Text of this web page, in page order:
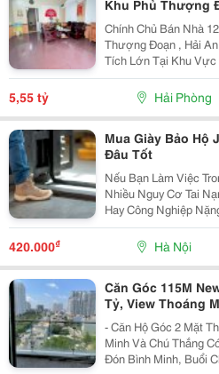
Khu Phủ Thượng
Chính Chủ Bán Nhà
Thượng Đoạn , Hải An _ Cơ Hội Sở Hữu Căn Nhà Diện
Tích Lớn Tại Khu
Đẹp, Ngõ Rộng, Ô Tô
Phù Hợp An Cư
5,55 tỷ Hải Phòng
Mua Giày Bảo Hộ
Đâu Tốt
Nếu Bạn Làm Việc
Nhiều Nguy Cơ Tai
Hay Công Nghiệp
Lượng Là Trang Bị
Chân. Safety Jogger
Tiếng Với...
420.000₫ Hà Nội
Căn Góc 115M
Tỷ, View Thoáng
- Căn Hộ Góc 2 Mặt
Minh Và Chú Thắng
Đón Bình Minh, Buổi